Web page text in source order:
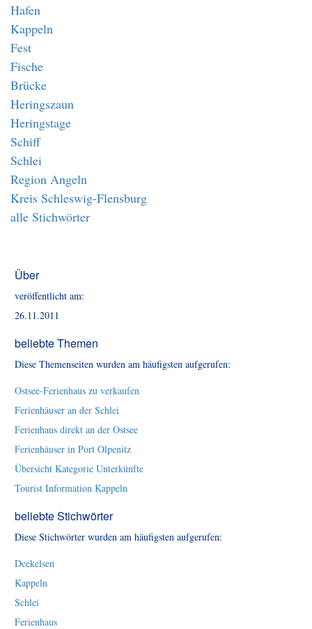
Hafen
Kappeln
Fest
Fische
Brücke
Heringszaun
Heringstage
Schiff
Schlei
Region Angeln
Kreis Schleswig-Flensburg
alle Stichwörter
Über
veröffentlicht am:
26.11.2011
beliebte Themen
Diese Themenseiten wurden am häufigsten aufgerufen:
Ostsee-Ferienhaus zu verkaufen
Ferienhäuser an der Schlei
Ferienhaus direkt an der Ostsee
Ferienhäuser in Port Olpenitz
Übersicht Kategorie Unterkünfte
Tourist Information Kappeln
beliebte Stichwörter
Diese Stichwörter wurden am häufigsten aufgerufen:
Deekelsen
Kappeln
Schlei
Ferienhaus